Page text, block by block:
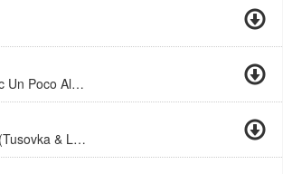
Химера (Mc Un Poco Alto Remix)
Я С Тобой (Tusovka & Lost Signal Remix)